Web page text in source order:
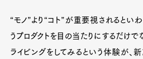
“モノ”より“コト”が重要視されるとい
うプロダクトを目の当たりにするだけで
ライビングをしてみるという体験が、